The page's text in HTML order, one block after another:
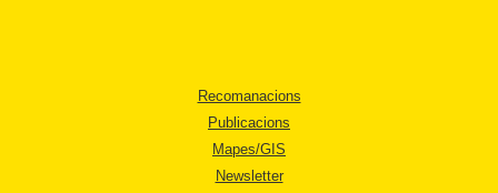
Recomanacions
Publicacions
Mapes/GIS
Newsletter